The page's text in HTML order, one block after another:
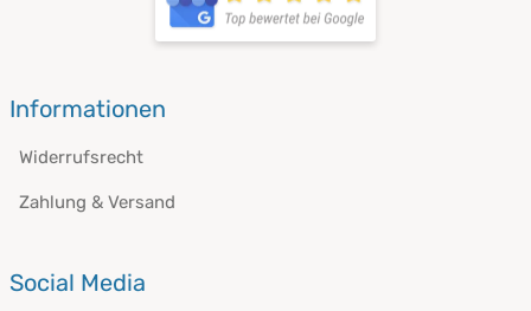
Informationen
Widerrufsrecht
Zahlung & Versand
Social Media